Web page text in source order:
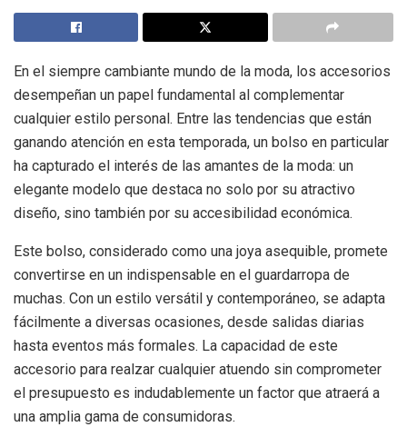
En el siempre cambiante mundo de la moda, los accesorios
desempeñan un papel fundamental al complementar
cualquier estilo personal. Entre las tendencias que están
ganando atención en esta temporada, un bolso en particular
ha capturado el interés de las amantes de la moda: un
elegante modelo que destaca no solo por su atractivo
diseño, sino también por su accesibilidad económica.
Este bolso, considerado como una joya asequible, promete
convertirse en un indispensable en el guardarropa de
muchas. Con un estilo versátil y contemporáneo, se adapta
fácilmente a diversas ocasiones, desde salidas diarias
hasta eventos más formales. La capacidad de este
accesorio para realzar cualquier atuendo sin comprometer
el presupuesto es indudablemente un factor que atraerá a
una amplia gama de consumidoras.